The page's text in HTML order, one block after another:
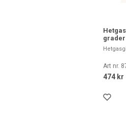
grader
Art nr.
474 kr